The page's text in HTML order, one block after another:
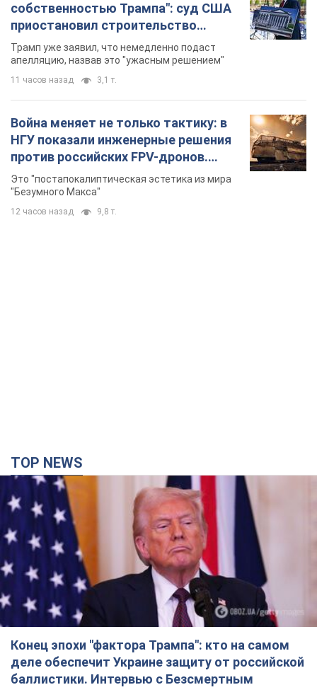
собственностью Трампа": суд США
приостановил строительство
бального зала стоимостью 400 млн
долларов
Трамп уже заявил, что немедленно подаст
апелляцию, назвав это "ужасным решением"
11 часов назад 3,1 т.
Война меняет не только тактику: в
НГУ показали инженерные решения
против российских FPV-дронов.
Фото
Это "постапокалиптическая эстетика из мира
"Безумного Макса"
12 часов назад 9,8 т.
TOP NEWS
Конец эпохи "фактора Трампа": кто на самом
деле обеспечит Украине защиту от российской
баллистики. Интервью с Безсмертным